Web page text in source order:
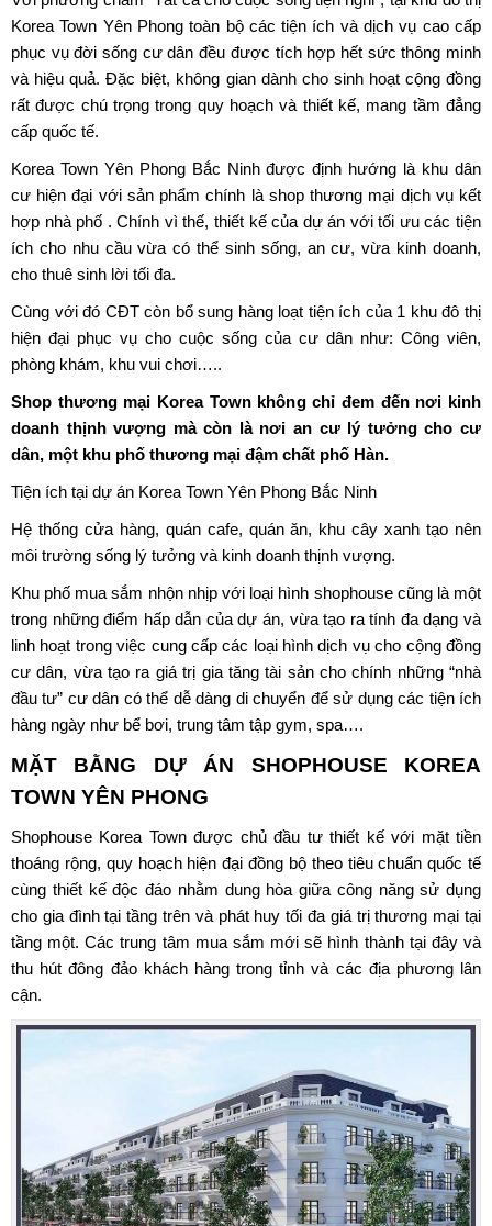
Korea Town Yên Phong toàn bộ các tiện ích và dịch vụ cao cấp
phục vụ đời sống cư dân đều được tích hợp hết sức thông minh
và hiệu quả. Đặc biệt, không gian dành cho sinh hoạt cộng đồng
rất được chú trọng trong quy hoạch và thiết kế, mang tầm đẳng
cấp quốc tế.
Korea Town Yên Phong Bắc Ninh được định hướng là khu dân
cư hiện đại với sản phẩm chính là shop thương mại dịch vụ kết
hợp nhà phố . Chính vì thế, thiết kế của dự án với tối ưu các tiện
ích cho nhu cầu vừa có thể sinh sống, an cư, vừa kinh doanh,
cho thuê sinh lời tối đa.
Cùng với đó CĐT còn bổ sung hàng loạt tiện ích của 1 khu đô thị
hiện đại phục vụ cho cuộc sống của cư dân như: Công viên,
phòng khám, khu vui chơi…..
Shop thương mại Korea Town không chỉ đem đến nơi kinh
doanh thịnh vượng mà còn là nơi an cư lý tưởng cho cư
dân, một khu phố thương mại đậm chất phố Hàn.
Tiện ích tại dự án Korea Town Yên Phong Bắc Ninh
Hệ thống cửa hàng, quán cafe, quán ăn, khu cây xanh tạo nên
môi trường sống lý tưởng và kinh doanh thịnh vượng.
Khu phố mua sắm nhộn nhịp với loại hình shophouse cũng là một
trong những điểm hấp dẫn của dự án, vừa tạo ra tính đa dạng và
linh hoạt trong việc cung cấp các loại hình dịch vụ cho cộng đồng
cư dân, vừa tạo ra giá trị gia tăng tài sản cho chính những “nhà
đầu tư” cư dân có thể dễ dàng di chuyển để sử dụng các tiện ích
hàng ngày như bể bơi, trung tâm tập gym, spa….
MẶT BẰNG DỰ ÁN SHOPHOUSE KOREA
TOWN YÊN PHONG
Shophouse Korea Town được chủ đầu tư thiết kế với mặt tiền
thoáng rộng, quy hoạch hiện đại đồng bộ theo tiêu chuẩn quốc tế
cùng thiết kế độc đáo nhằm dung hòa giữa công năng sử dụng
cho gia đình tại tầng trên và phát huy tối đa giá trị thương mại tại
tầng một. Các trung tâm mua sắm mới sẽ hình thành tại đây và
thu hút đông đảo khách hàng trong tỉnh và các địa phương lân
cận.